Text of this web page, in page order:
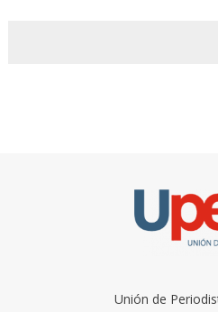
Unión de